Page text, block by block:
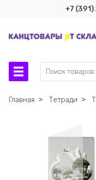
+7
Главная ˃ Тетради ˃